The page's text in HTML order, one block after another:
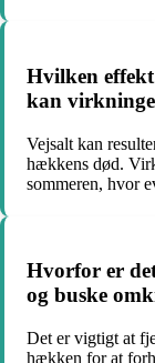
Hvilken
kan
Vejsalt kan
hækkens død.
sommeren, hvor
Hvorfor er
og buske
Det er vigtigt at
hækken for at